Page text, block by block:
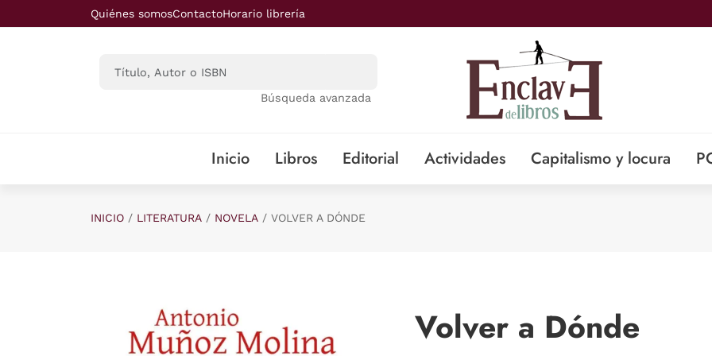
Saltar al contenido principal
Quiénes somosContactoHorario librería
Búsqueda avanzada
Inicio Libros Editorial Actividades Capitalismo y locura
INICIO LITERATURA NOVELA VOLVER A DÓNDE
Volver a Dónde